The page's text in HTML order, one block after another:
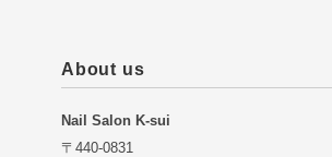
About us
Nail Salon K-sui
〒440-0831